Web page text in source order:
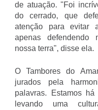
de atuação. "Foi
do cerrado, que
atenção para evitar
apenas defendendo
nossa terra", disse ela.
O Tambores do
jurados pela
palavras. Estamos
levando uma